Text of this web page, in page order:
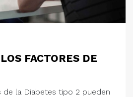
FACTORES DE
de la Diabetes tipo 2 pueden